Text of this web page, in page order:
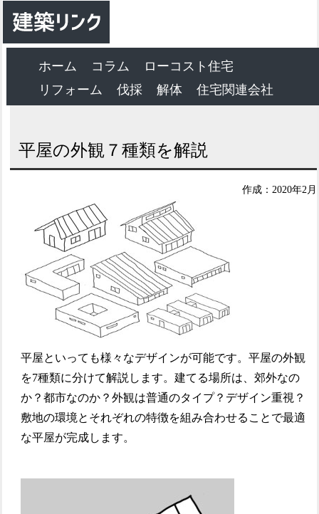
ホーム コラム
ローコスト住宅
リフォーム
伐採 解体 住宅関連会社
平屋の外観７種類を解説
作成：2020年2月
平屋といっても様々なデザインが可能です。平屋の外観
を7種類に分けて解説します。建てる場所は、郊外なの
か？都市なのか？外観は普通のタイプ？デザイン重視？
敷地の環境とそれぞれの特徴を組み合わせることで最適
な平屋が完成します。